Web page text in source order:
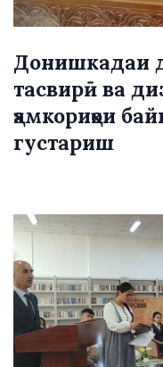
Донишкадаи
тасвирӣ ва
ҳамкориҳои
густариш